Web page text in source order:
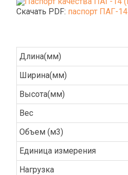
Скачать PDF: паспорт ПАГ-14
Длина(мм)
Ширина(мм)
Высота(мм)
Вес
Объем (м3)
Единица измерения
Нагрузка